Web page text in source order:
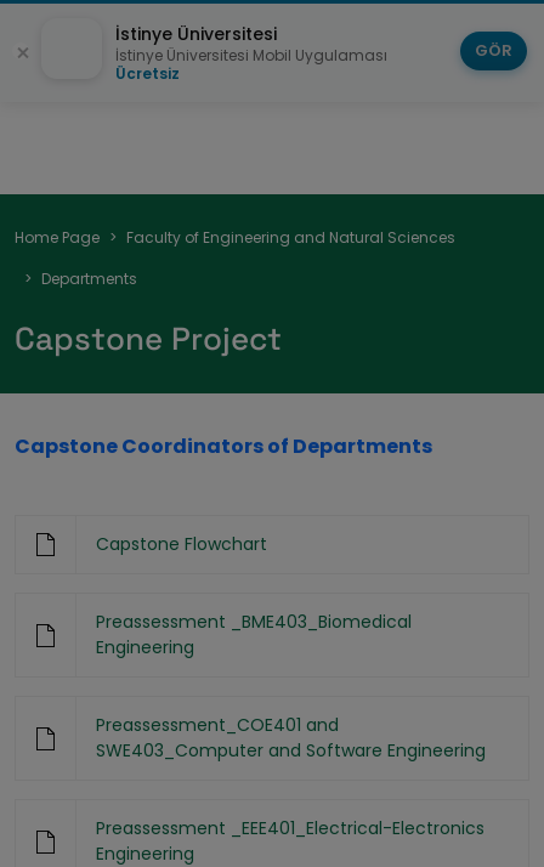
Breadcrumb
Home Page
Faculty of Engineering and Natural Sciences
Departments
Capstone Project
Capstone Coordinatorsof Departments
Capstone Flowchart
Preassessment _BME403_Biomedical
Engineering
Preassessment_COE401 and
SWE403_Computer and Software Engineering
Preassessment _EEE401_Electrical-Electronics
Engineering
İstinye Üniversitesi
İstinye Üniversitesi Mobil Uygulaması
Ücretsiz
GÖR